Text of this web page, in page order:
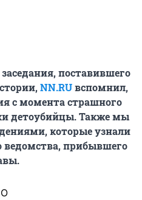
поставившего
NN.RUвспомнил,
с момента страшного
детоубийцы. Также мы
которые узнали
ведомства, прибывшего